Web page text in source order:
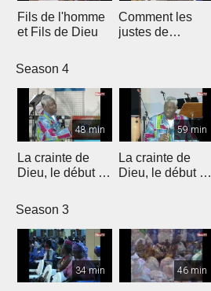
Fils de l'homme
et Fils de Dieu
Comment les
justes de
Season 4
48 min
La crainte de
Dieu, le début de
59 min
La crainte de
Dieu, le début de
Season 3
34 min 46 min